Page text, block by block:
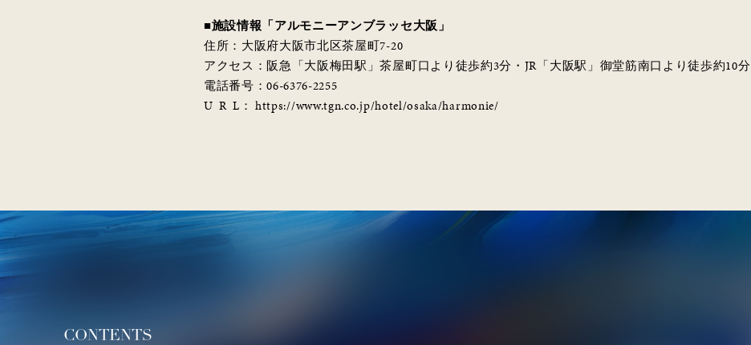
■施設情報「アルモニーアンブラッセ大阪」
住所：大阪府大阪市北区茶屋町7-20
アクセス：阪急「大阪梅田駅」茶屋町口より徒歩約3分・JR「大阪駅」御堂筋南口より徒歩約10分
電話番号：06-6376-2255
U R L： https://www.tgn.co.jp/hotel/osaka/harmonie/
CONTENTS